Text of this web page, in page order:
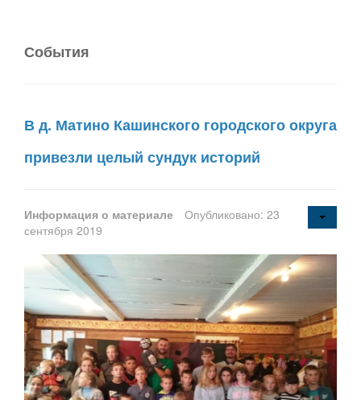
События
В д. Матино Кашинского городского округа
привезли целый сундук историй
Информация о материале
Опубликовано: 23
сентября 2019